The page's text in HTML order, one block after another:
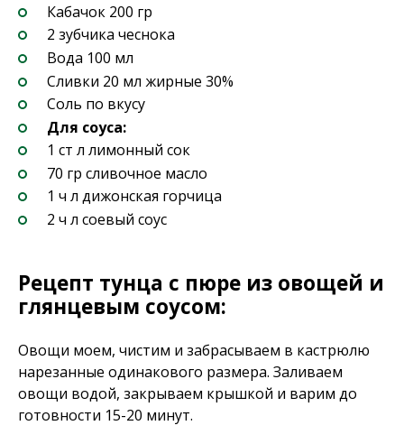
Кабачок 200 гр
2 зубчика чеснока
Вода 100 мл
Сливки 20 мл жирные 30%
Соль по вкусу
Для соуса:
1 ст л лимонный сок
70 гр сливочное масло
1 ч л дижонская горчица
2 ч л соевый соус
Рецепт тунца с пюре из овощей и
глянцевым соусом:
Овощи моем, чистим и забрасываем в кастрюлю
нарезанные одинакового размера. Заливаем
овощи водой, закрываем крышкой и варим до
готовности 15-20 минут.